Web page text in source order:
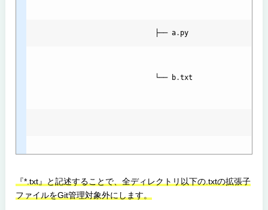
├── a. py
└── b.txt
『*.txt』と記述することで、全ディレクトリ以下の.txtの拡張子
ファイルをGit管理対象外にします。